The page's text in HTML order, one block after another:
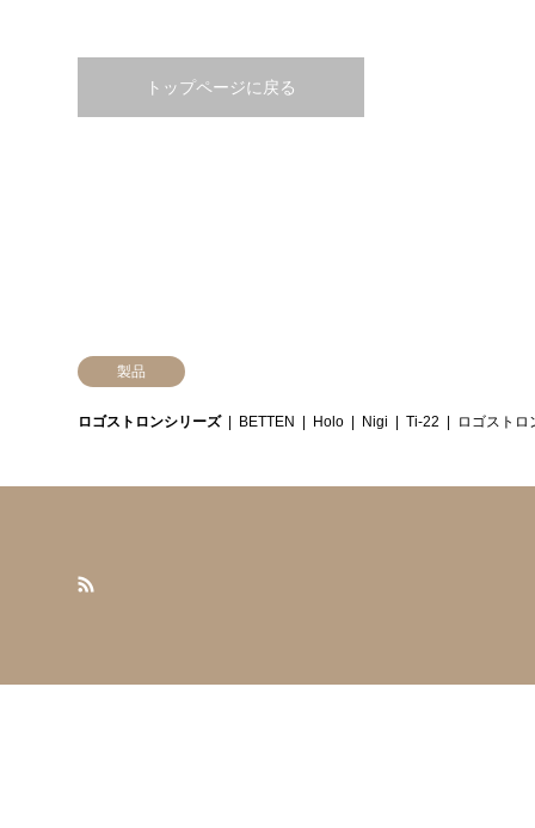
トップページに戻る
製品
ロゴストロンシリーズ BETTEN Holo Nigi Ti-22 ロゴストロ